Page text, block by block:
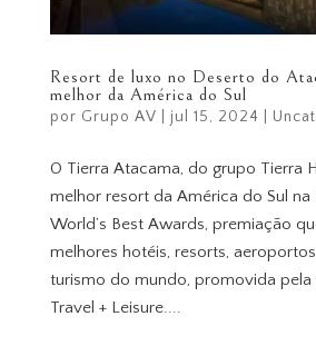
Resort de luxo no Deserto do
melhor da América do Sul
por Grupo AV jul 15, 2024
O Tierra Atacama, do grupo Tierra
melhor resort da América do Sul na
World’s Best Awards, premiação
melhores hotéis, resorts,
turismo do mundo, promovida pela
Travel + Leisure....